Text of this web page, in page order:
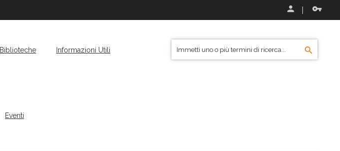
Biblioteche Informazioni Utili
Eventi